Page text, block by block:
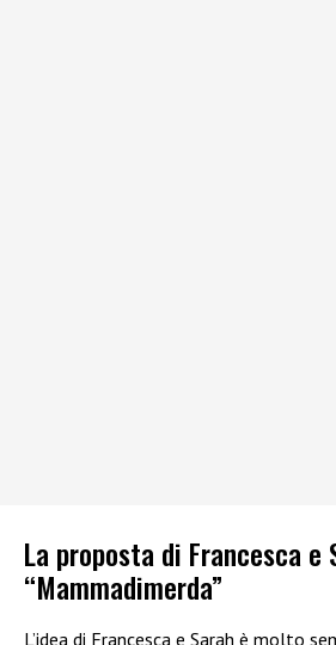
La proposta di Francesca e
“Mammadimerda”
L’idea di Francesca e Sarah è molto